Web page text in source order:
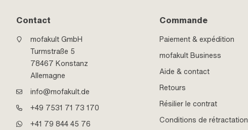
Contact
mofakult GmbH
Turmstraße 5
78467 Konstanz
Allemagne
info@mofakult.de
+49 7531 71 73 170
+41 79 844 45 76
Commande
Paiement & expédition
mofakult Business
Aide & contact
Retours
Résilier le contrat
Conditions de rétractation